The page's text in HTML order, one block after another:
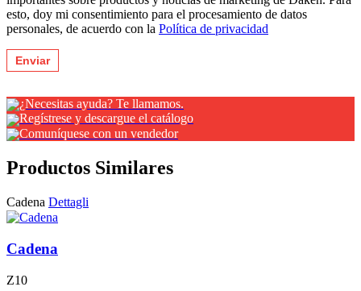
esto, doy mi consentimiento para el procesamiento de datos
personales, de acuerdo con la Política de privacidad
¿Necesitas ayuda? Te llamamos.
Regístrese y descargue el catálogo
Comuníquese con un vendedor
Productos Similares
Cadena Dettagli
Cadena
Z10